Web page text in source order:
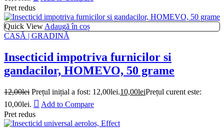
Pret redus
Quick View Adaugă în coș
CASĂ | GRADINĂ
Insecticid impotriva furnicilor si
gandacilor, HOMEVO, 50 grame
12,00lei Prețul inițial a fost: 12,00lei.10,00leiPrețul curent este:
10,00lei.
Add to Compare
Pret redus